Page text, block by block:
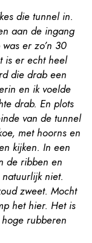
die tunnel in.
aan de ingang
er zo’n 30
is er echt heel
die drab een
en ik voelde
drab. En plots
van de tunnel
met hoorns en
kijken. In een
de ribben en
niet.
zweet. Mocht
het hier. Het is
rubberen